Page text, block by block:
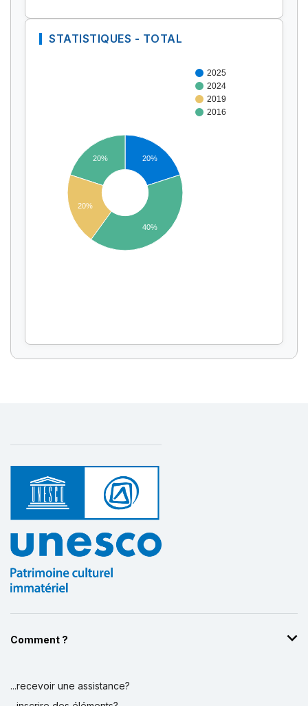
Affichage par
STATISTIQUES - TOTAL
2025
2024
2019
2016
20%
20%
20%
40%
Comment ?
...recevoir une assistance?